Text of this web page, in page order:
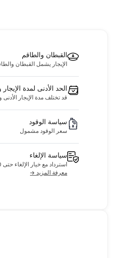
القبطان والطاقم
الإيجار يشمل القبطان
الحد الأدنى لمدة
قد تختلف مدة الإيجار
سياسة الوقود
سعر الوقود مشمول
سياسة الإلغاء
استرداد مع خيار الإلغاء حتى 30 يومًا قبل الموعد.
معرفة المزيد →